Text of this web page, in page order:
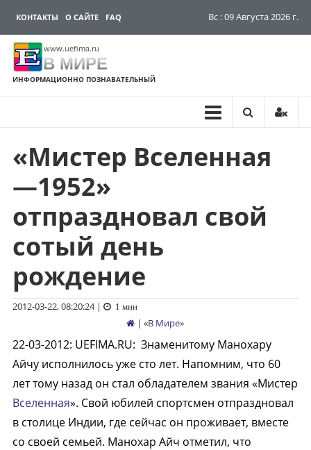
КОНТАКТЫ О САЙТЕ FAQ Вс : 09 Августа 2026 г.
www.uefima.ru
В МИРЕ
ИНФОРМАЦИОННО ПОЗНАВАТЕЛЬНЫЙ
Перейти
содержимому
«Мистер Вселенная
—1952»
отпраздновал свой
сотый день
рождение
2012-03-22, 08:20:24| 1 мин
| «В Мире»
22-03-2012: UEFIMA.RU: Знаменитому Манохару
Айчу исполнилось уже сто лет. Напомним, что 60
лет тому назад он стал обладателем звания «Мистер
Вселенная». Свой юбилей спортсмен отпраздновал
в столице Индии, где сейчас он проживает, вместе
со своей семьей. Манохар Айч отметил, что